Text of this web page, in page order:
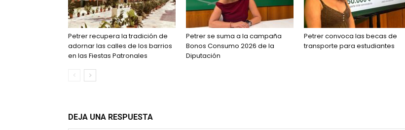
Petrer recupera la tradición de
adornar las calles de los barrios
en las Fiestas Patronales
Petrer se suma a la campaña
Bonos Consumo 2026 de la
Diputación
Petrer convoca las becas de
transporte para estudiantes
DEJA UNA RESPUESTA